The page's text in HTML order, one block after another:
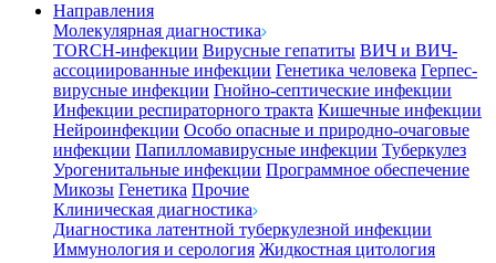
Направления
Молекулярная диагностика
TORCH-инфекции Вирусные гепатиты ВИЧ и ВИЧ-
ассоциированные инфекции Генетика человека Герпес-
вирусные инфекции Гнойно-септические инфекции
Инфекции респираторного тракта Кишечные инфекции
Нейроинфекции Особо опасные и природно-очаговые
инфекции Папилломавирусные инфекции Туберкулез
Урогенитальные инфекции Программное обеспечение
Микозы Генетика Прочие
Клиническая диагностика
Диагностика латентной туберкулезной инфекции
Иммунология и серология Жидкостная цитология